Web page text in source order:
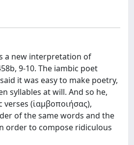
a new interpretation of
9-10. The iambic poet
it was easy to make poetry,
syllables at will. And so he,
(ἰαμβοποιήσας),
of the same words and the
order to compose ridiculous